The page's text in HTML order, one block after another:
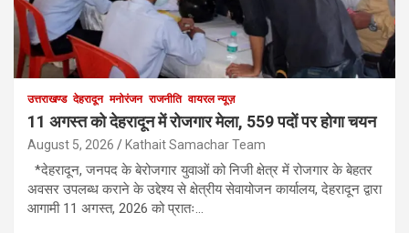
उत्तराखण्ड देहरादून मनोरंजन राजनीति वायरल न्यूज़
11 अगस्त को देहरादून में रोजगार मेला, 559 पदों पर होगा चयन
August 5, 2026 Kathait Samachar Team
*देहरादून, जनपद के बेरोजगार युवाओं को निजी क्षेत्र में रोजगार के बेहतर
अवसर उपलब्ध कराने के उद्देश्य से क्षेत्रीय सेवायोजन कार्यालय, देहरादून द्वारा
आगामी 11 अगस्त, 2026 को प्रातः…